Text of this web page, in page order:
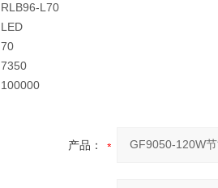
RLB96-L70
LED
70
7350
100000
产品：